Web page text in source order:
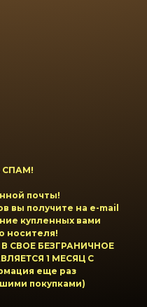
СПАМ!
почты!
вы получите на e-mail
купленных вами
носителя!
СВОЕ БЕЗГРАНИЧНОЕ
1 МЕСЯЦ С
еще раз
покупками)